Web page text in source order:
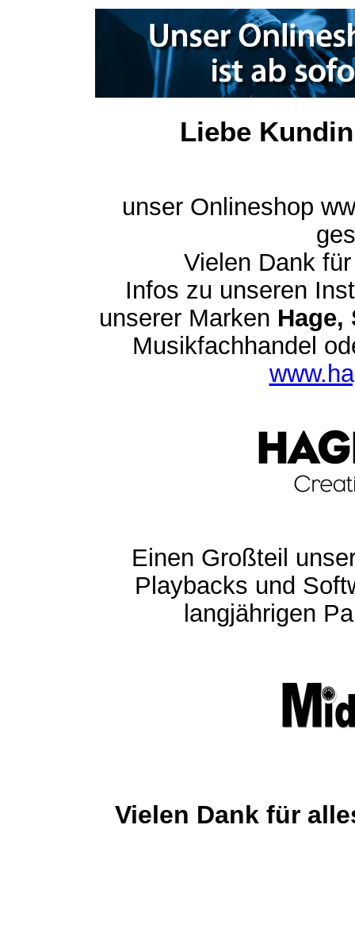
Liebe
unser Onlineshop
Vielen Dank
Infos zu unseren
unserer Marken Hage,
Musikfachhandel
Einen Großteil
Playbacks und
langjährigen
Vielen Dank für